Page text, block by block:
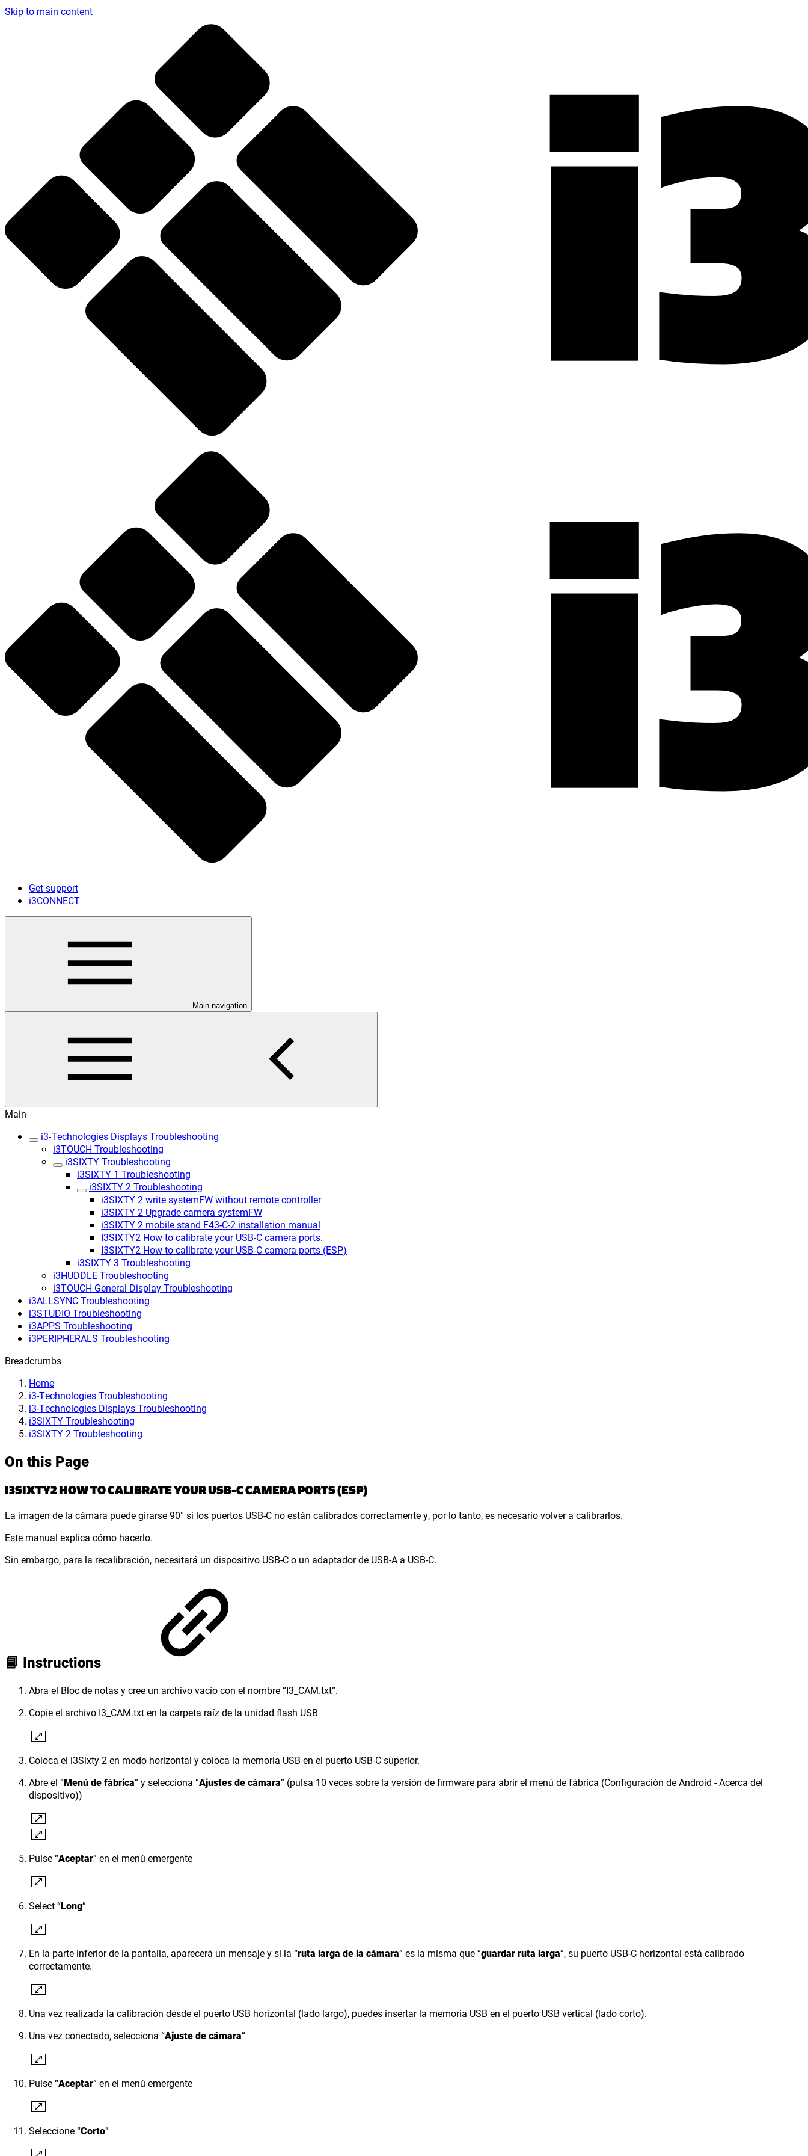
Skip to main content
Get support
i3CONNECT
Main navigation
Main
i3-Technologies Displays Troubleshooting
i3TOUCH Troubleshooting
i3SIXTY Troubleshooting
i3SIXTY 1 Troubleshooting
i3SIXTY 2 Troubleshooting
i3SIXTY 2 write systemFW without remote controller
i3SIXTY 2 Upgrade camera systemFW
i3SIXTY 2 mobile stand F43-C-2 installation manual
I3SIXTY2 How to calibrate your USB-C camera ports.
I3SIXTY2 How to calibrate your USB-C camera ports (ESP)
i3SIXTY 3 Troubleshooting
i3HUDDLE Troubleshooting
i3TOUCH General Display Troubleshooting
i3ALLSYNC Troubleshooting
i3STUDIO Troubleshooting
i3APPS Troubleshooting
i3PERIPHERALS Troubleshooting
Breadcrumbs
Home
i3-Technologies Troubleshooting
i3-Technologies Displays Troubleshooting
i3SIXTY Troubleshooting
i3SIXTY 2 Troubleshooting
On this Page
I3SIXTY2 HOW TO CALIBRATE YOUR USB-C CAMERA PORTS (ESP)
La imagen de la cámara puede girarse 90° si los puertos USB-C no están calibrados correctamente y, por lo tanto, es necesario volver a calibrarlos.
Este manual explica cómo hacerlo.
Sin embargo, para la recalibración, necesitará un dispositivo USB-C o un adaptador de USB-A a USB-C.
📘 Instructions
Abra el Bloc de notas y cree un archivo vacío con el nombre “I3_CAM.txt”.
Copie el archivo I3_CAM.txt en la carpeta raíz de la unidad flash USB
Coloca el i3Sixty 2 en modo horizontal y coloca la memoria USB en el puerto USB-C superior.
Abre el “Menú de fábrica” y selecciona “Ajustes de cámara” (pulsa 10 veces sobre la versión de firmware para abrir el menú de fábrica (Configuración de Android - Acerca del
dispositivo))
Pulse “Aceptar” en el menú emergente
Select “Long”
En la parte inferior de la pantalla, aparecerá un mensaje y si la “ruta larga de la cámara” es la misma que “guardar ruta larga”, su puerto USB-C horizontal está calibrado
correctamente.
Una vez realizada la calibración desde el puerto USB horizontal (lado largo), puedes insertar la memoria USB en el puerto USB vertical (lado corto).
Una vez conectado, selecciona “Ajuste de cámara”
Pulse “Aceptar” en el menú emergente
Seleccione “Corto”